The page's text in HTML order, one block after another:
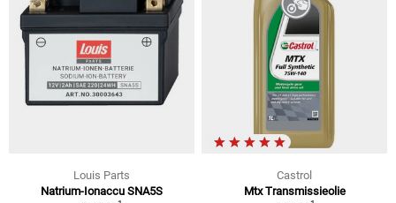
Louis Parts
Natrium-Ionaccu SNA5S
Castrol
Mtx Transmissieolie